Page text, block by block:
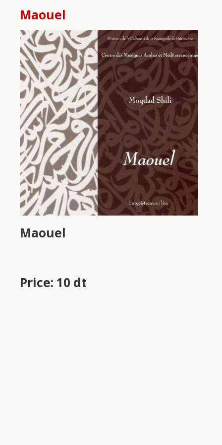
Maouel
Maouel
Price: 10 dt